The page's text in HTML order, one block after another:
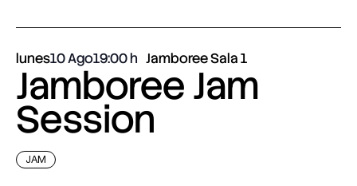
lunes10 Ago19:00 Jamboree Sala 1
Jamboree Jam
Session
JAM